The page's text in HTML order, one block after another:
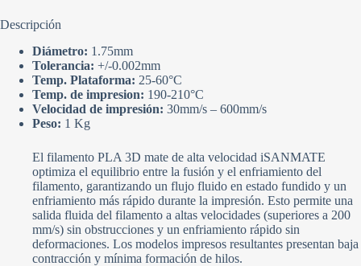
Descripción
Diámetro: 1.75mm
Tolerancia: +/-0.002mm
Temp. Plataforma: 25-60°C
Temp. de impresion: 190-210°C
Velocidad de impresión: 30mm/s – 600mm/s
Peso: 1 Kg
El filamento PLA 3D mate de alta velocidad iSANMATE
optimiza el equilibrio entre la fusión y el enfriamiento del
filamento, garantizando un flujo fluido en estado fundido y un
enfriamiento más rápido durante la impresión. Esto permite una
salida fluida del filamento a altas velocidades (superiores a 200
mm/s) sin obstrucciones y un enfriamiento rápido sin
deformaciones. Los modelos impresos resultantes presentan baja
contracción y mínima formación de hilos.